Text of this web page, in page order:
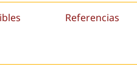
Referencias